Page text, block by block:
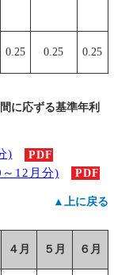
0.25 0.25 0.25
に応ずる基準年利
) PDF
12月分) PDF
▲上に戻る
４月 ５月 ６月